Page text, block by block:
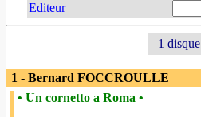
Editeur
1 disque
1 - Bernard FOCCROULLE
• Un cornetto a Roma •